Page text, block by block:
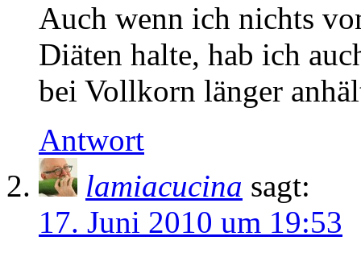
Auch wenn ich nichts
Diäten halte, hab ich
bei Vollkorn länger
Antwort
lamiacucina sagt:
17. Juni 2010 um 19:53